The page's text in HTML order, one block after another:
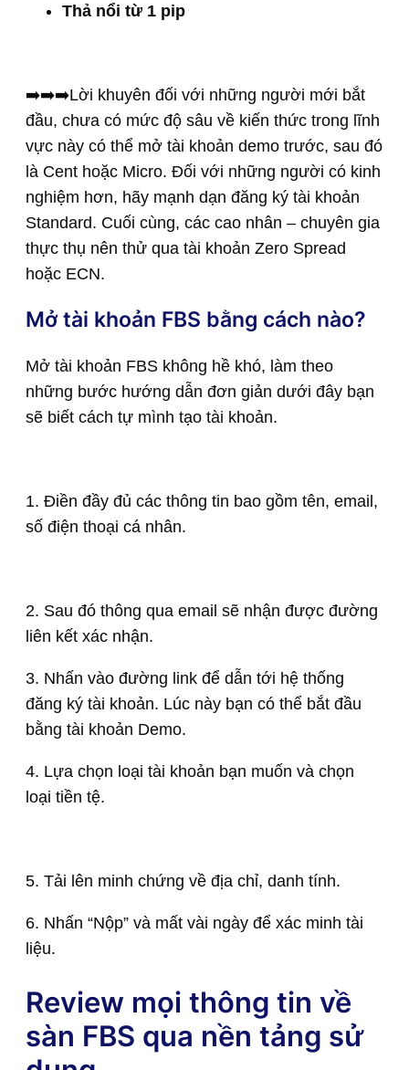
Thả nổi từ 1 pip
➡️➡️➡️Lời khuyên đối với những người mới bắt
đầu, chưa có mức độ sâu về kiến thức trong lĩnh
vực này có thể mở tài khoản demo trước, sau đó
là Cent hoặc Micro. Đối với những người có kinh
nghiệm hơn, hãy mạnh dạn đăng ký tài khoản
Standard. Cuối cùng, các cao nhân – chuyên gia
thực thụ nên thử qua tài khoản Zero Spread
hoặc ECN.
Mở tài khoản FBS bằng cách nào?
Mở tài khoản FBS không hề khó, làm theo
những bước hướng dẫn đơn giản dưới đây bạn
sẽ biết cách tự mình tạo tài khoản.
1. Điền đầy đủ các thông tin bao gồm tên, email,
số điện thoại cá nhân.
2. Sau đó thông qua email sẽ nhận được đường
liên kết xác nhận.
3. Nhấn vào đường link để dẫn tới hệ thống
đăng ký tài khoản. Lúc này bạn có thể bắt đầu
bằng tài khoản Demo.
4. Lựa chọn loại tài khoản bạn muốn và chọn
loại tiền tệ.
5. Tải lên minh chứng về địa chỉ, danh tính.
6. Nhấn “Nộp” và mất vài ngày để xác minh tài
liệu.
Review mọi thông tin về
sàn FBS qua nền tảng sử